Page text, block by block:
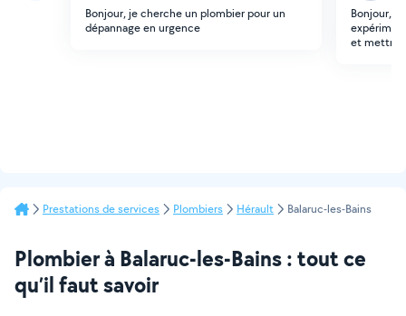
Bonjour, je cherche un plombier pour un
dépannage en urgence
Bonjour,
et mettre
Prestations de services Plombiers Hérault Balaruc-les-Bains
Plombier à Balaruc-les-Bains : tout ce
qu’il faut savoir